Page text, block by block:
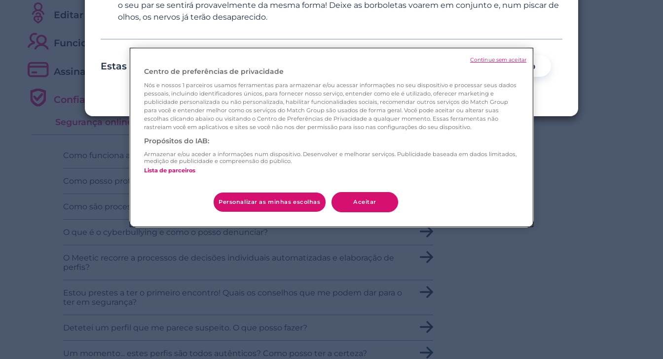
Editar o meu perfil
Funcionalidades, pesquisa e interações
Assinaturas e serviços pagos
Confiança
Segurança online
Como funciona a Verificação de Fotos?
Como posso proteger o meu perfil?
Como são processadas as minhas mensagens com outros solteiros?
O que é o cyberbullying e como o posso denunciar?
O Meetic recorre a processos de decisões individuais automatizadas e elaboração de
perfis?
Estou prestes a ter o primeiro encontro! Quais os conselhos que me podem dar para o
ter em segurança?
Detetei um perfil que me parece suspeito. O que posso fazer?
Um momento... estes perfis são todos autênticos? Como posso ter a certeza?
o seu par se sentirá provavelmente da mesma forma! Deixe as borboletas voarem em conjunto e, num piscar de
olhos, os nervos já terão desaparecido.
Estas informações respondem à sua pergunta? Não
Centro de preferências de privacidade
Nós e nossos 1 parceiros usamos ferramentas para armazenar e/ou acessar informações no seu dispositivo e processar seus dados
pessoais, incluindo identificadores únicos, para fornecer nosso serviço, entender como ele é utilizado, oferecer marketing e
publicidade personalizada ou não personalizada, habilitar funcionalidades sociais, recomendar outros serviços do Match Group
para você e entender melhor como os serviços do Match Group são usados de forma geral. Você pode aceitar ou alterar suas
escolhas clicando abaixo ou visitando o Centro de Preferências de Privacidade a qualquer momento. Essas ferramentas não
rastreiam você em aplicativos e sites se você não nos der permissão para isso nas configurações do seu dispositivo.
Propósitos do IAB:
Armazenar e/ou aceder a informações num dispositivo. Desenvolver e melhorar serviços. Publicidade baseada em dados limitados,
medição de publicidade e compreensão do público.
Lista de parceiros
Personalizar as minhas escolhas Aceitar
Continue sem aceitar